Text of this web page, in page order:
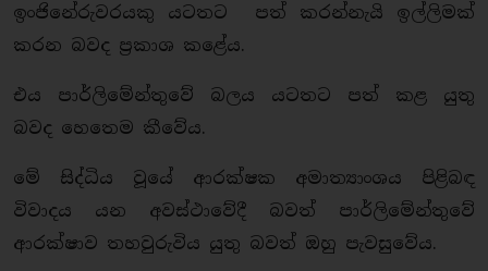
ඉංජිනේරුවරයකු යටතට පත් කරන්නැයි ඉල්ලිමක්
කරන බවද ප්‍රකාශ කළේය.
එය පාර්ලිමේන්තුවේ බලය යටතට පත් කළ යුතු
බවද හෙතෙම කීවේය.
මේ සිද්ධිය වූයේ ආරක්ෂක අමාත්‍යාංශය පිළිබඳ
විවාදය යන අවස්ථාවේදී බවත් පාර්ලිමේන්තුවේ
ආරක්ෂාව තහවුරුවිය යුතු බවත් ඔහු පැවසුවේය.